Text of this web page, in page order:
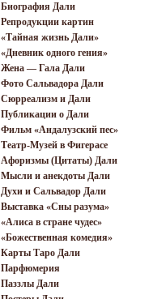
Биография Дали
Репродукции картин
«Тайная жизнь Дали»
«Дневник одного гения»
Жена — Гала Дали
Фото Сальвадора Дали
Cюрреализм и Дали
Публикации о Дали
Фильм «Андалузский пес»
Театр-Музей в Фигерасе
Афоризмы (Цитаты) Дали
Мысли и анекдоты Дали
Духи и Сальвадор Дали
Выставка «Сны разума»
«Алиса в стране чудес»
«Божественная комедия»
Карты Таро Дали
Парфюмерия
Паззлы Дали